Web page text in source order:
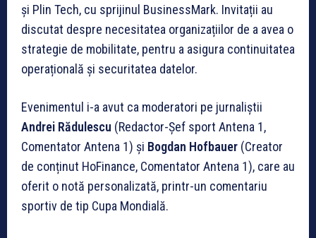
și Plin Tech, cu sprijinul BusinessMark. Invitații au
discutat despre necesitatea organizațiilor de a avea o
strategie de mobilitate, pentru a asigura continuitatea
operațională și securitatea datelor.
Evenimentul i-a avut ca moderatori pe jurnaliștii
Andrei Rădulescu (Redactor-Șef sport Antena 1,
Comentator Antena 1) și Bogdan Hofbauer (Creator
de conținut HoFinance, Comentator Antena 1), care au
oferit o notă personalizată, printr-un comentariu
sportiv de tip Cupa Mondială.